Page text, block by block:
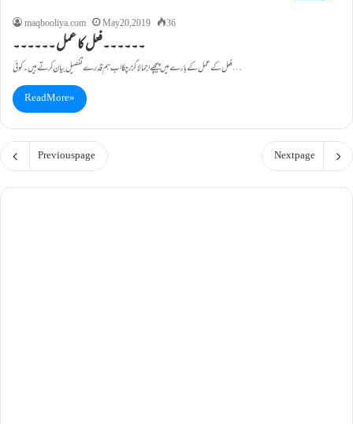
maqbooliya.com
May 20, 2019 36
۔۔۔۔۔۔فعل کا عمل ۔۔۔۔۔۔
فعل کے عمل کے بارے میں پیچھے اجمالا گزر چکا اب ہم قدرے تفصیل بیان کرتے ہیں۔ کوئی…
Read More »
Previous page Next page